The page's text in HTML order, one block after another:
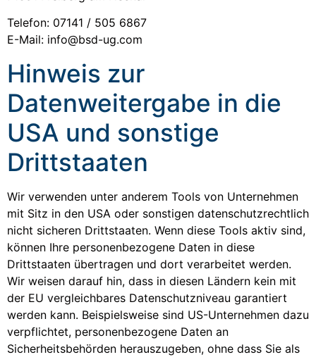
Telefon: 07141 / 505 6867
E-Mail: info@bsd-ug.com
Hinweis zur
Datenweitergabe in die
USA und sonstige
Drittstaaten
Wir verwenden unter anderem Tools von Unternehmen
mit Sitz in den USA oder sonstigen datenschutzrechtlich
nicht sicheren Drittstaaten. Wenn diese Tools aktiv sind,
können Ihre personenbezogene Daten in diese
Drittstaaten übertragen und dort verarbeitet werden.
Wir weisen darauf hin, dass in diesen Ländern kein mit
der EU vergleichbares Datenschutzniveau garantiert
werden kann. Beispielsweise sind US-Unternehmen dazu
verpflichtet, personenbezogene Daten an
Sicherheitsbehörden herauszugeben, ohne dass Sie als